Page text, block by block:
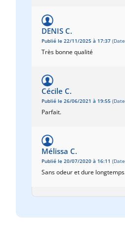
DENIS C.
Publié le 22/11/2025 à 17:37
Très bonne qualité
Cécile C.
Publié le 26/06/2021 à 19:55
Parfait.
Mélissa C.
Publié le 20/07/2020 à 16:11
Sans odeur et dure